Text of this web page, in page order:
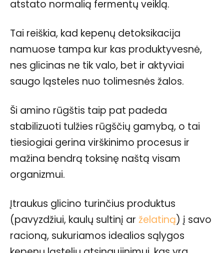
atstato normalią fermentų veiklą.
Tai reiškia, kad kepenų detoksikacija
namuose tampa kur kas produktyvesnė,
nes glicinas ne tik valo, bet ir aktyviai
saugo ląsteles nuo tolimesnės žalos.
Ši amino rūgštis taip pat padeda
stabilizuoti tulžies rūgščių gamybą, o tai
tiesiogiai gerina virškinimo procesus ir
mažina bendrą toksinę naštą visam
organizmui.
Įtraukus glicino turinčius produktus
(pavyzdžiui, kaulų sultinį ar želatiną) į savo
racioną, sukuriamos idealios sąlygos